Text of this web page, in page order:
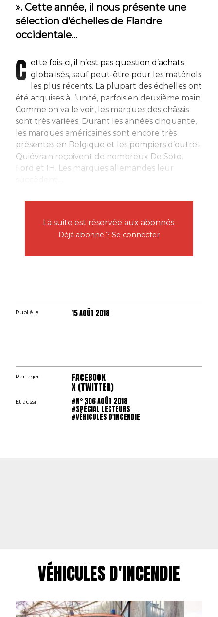
». Cette année, il nous présente une
sélection d’échelles de Flandre
occidentale…
C ette fois-ci, il n’est pas question d’achats
globalisés, sauf peut-être pour les matériels
les plus récents. La plupart des échelles ont
été acquises à l’unité, parfois en deuxième main.
Comme on va le voir, les marques des châssis
sont très variées. Durant les années cinquante,
les marques américaines sont encore très
présentes en Belgique et les pompiers d’outre-
Quiévrain reçoivent de nombreux De Soto,
Ford et IH. Les marques allemandes leur
La suite est réservée aux abonnés.
Déjà abonné ? Se connecter
Publié le 15 AOÛT 2018
Partager FACEBOOK
X (TWITTER)
Et aussi #N° 306 AOÛT 2018
#SPÉCIAL LECTEURS
#VÉHICULES D'INCENDIE
VÉHICULES D'INCENDIE